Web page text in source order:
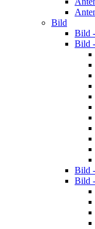
Bild
Bild
Bild
Bild
Bild